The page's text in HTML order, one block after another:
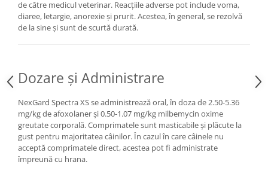
de către medicul veterinar. Reacțiile adverse pot include voma,
diaree, letargie, anorexie și prurit. Acestea, în general, se rezolvă
de la sine și sunt de scurtă durată.
Dozare și Administrare
NexGard Spectra XS se administrează oral, în doza de 2.50-5.36
mg/kg de afoxolaner și 0.50-1.07 mg/kg milbemycin oxime
greutate corporală. Comprimatele sunt masticabile și plăcute la
gust pentru majoritatea câinilor. În cazul în care câinele nu
acceptă comprimatele direct, acestea pot fi administrate
împreună cu hrana.